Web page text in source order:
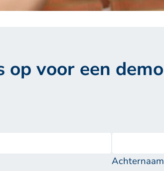
op voor een demo
Achternaam